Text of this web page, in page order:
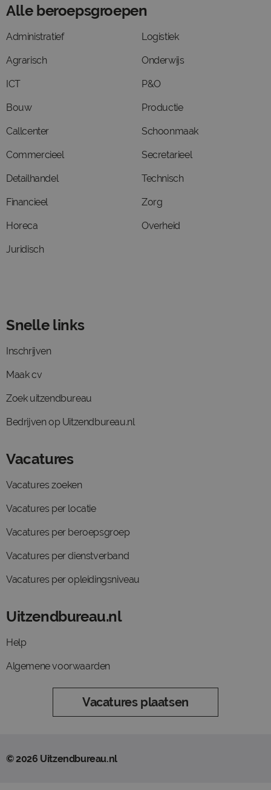
Alle beroepsgroepen
Administratief
Agrarisch
ICT
Bouw
Callcenter
Commercieel
Detailhandel
Financieel
Horeca
Juridisch
Logistiek
Onderwijs
P&O
Productie
Schoonmaak
Secretarieel
Technisch
Zorg
Overheid
Snelle links
Inschrijven
Maak cv
Zoek uitzendbureau
Bedrijven op Uitzendbureau.nl
Vacatures
Vacatures zoeken
Vacatures per locatie
Vacatures per beroepsgroep
Vacatures per dienstverband
Vacatures per opleidingsniveau
Uitzendbureau.nl
Help
Algemene voorwaarden
Vacatures plaatsen
© 2026 Uitzendbureau.nl